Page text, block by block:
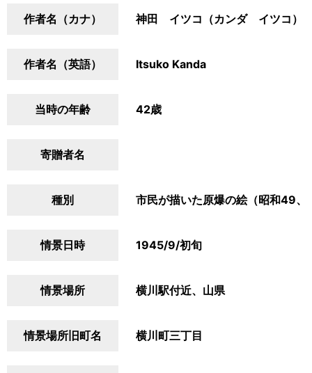
作者名（カナ） 神田 イツコ（カンダ イツコ）
作者名（英語） Itsuko Kanda
当時の年齢 42歳
寄贈者名
種別 市民が描いた原爆の絵（昭和49、
情景日時 1945/9/初旬
情景場所 横川駅付近、山県
情景場所旧町名 横川町三丁目